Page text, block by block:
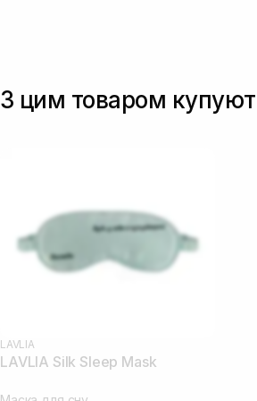
З цим товаром
LAVLIA
LAVLIA Silk Sleep Mask